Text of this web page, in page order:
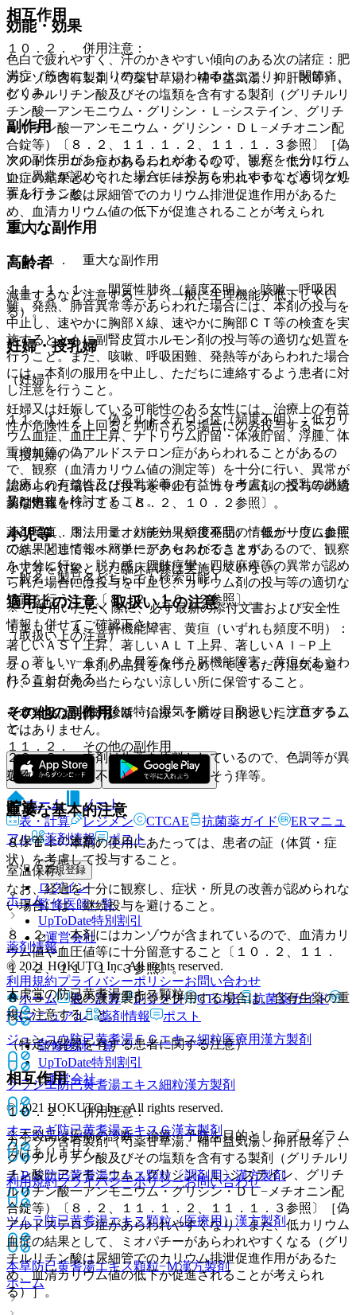
相互作用
１０．２． 併用注意：
カンゾウ含有製剤（芍薬甘草湯、補中益気湯、抑肝散等）、
グリチルリチン酸及びその塩類を含有する製剤（グリチルリ
チン酸一アンモニウム・グリシン・Ｌ−システイン、グリチ
ルリチン酸一アンモニウム・グリシン・ＤＬ−メチオニン配
合錠等）〔８．２、１１．１．２、１１．１．３参照〕［偽
アルドステロン症があらわれやすくなり、また、低カリウム
血症の結果として、ミオパチーがあらわれやすくなる（グリ
チルリチン酸は尿細管でのカリウム排泄促進作用があるた
め、血清カリウム値の低下が促進されることが考えられ
る）］。
高齢者
減量するなど注意すること（一般に生理機能が低下してい
る）。
妊婦・授乳婦
（妊婦）
妊婦又は妊娠している可能性のある女性には、治療上の有益
性が危険性を上回ると判断される場合にのみ投与すること。
（授乳婦）
治療上の有益性及び母乳栄養の有益性を考慮し、授乳の継続
又は中止を検討すること。
小児等
小児等を対象とした臨床試験は実施していない。
適用上の注意、取扱い上の注意
（取扱い上の注意）
２０．１． 本剤の品質を保つため、できるだけ湿気を避
け、直射日光の当たらない涼しい所に保管すること。
２０．２． 開封後は特に湿気を避け、取扱いに注意するこ
と。
２０．３． 本剤は生薬を原料としているので、色調等が異
なることがある。
貯法
（保管上の注意）
室温保存。
ホーム
薬剤情報
太虎堂の防已黄耆湯エキス顆粒
ジュンコウ防已黄耆湯ＦＣエキス細粒医療用漢方製剤
クラシエ防已黄耆湯エキス細粒漢方製剤
オースギ防已黄耆湯エキスＧ漢方製剤
ＪＰＳ防已黄耆湯エキス顆粒〔調剤用〕漢方製剤
ツムラ防已黄耆湯エキス顆粒（医療用） 漢方製剤
本草防已黄耆湯エキス顆粒−Ｍ漢方製剤
ホーム
効能・効果
色白で疲れやすく、汗のかきやすい傾向のある次の諸症：肥
満症（筋肉にしまりのない、いわゆる水ぶとり）、関節痛、
むくみ。
副作用
次の副作用があらわれることがあるので、観察を十分に行
い、異常が認められた場合には投与を中止するなど適切な処
置を行うこと。
重大な副作用
１１．１． 重大な副作用
１１．１．１． 間質性肺炎（頻度不明）：咳嗽、呼吸困
難、発熱、肺音異常等があらわれた場合には、本剤の投与を
中止し、速やかに胸部Ｘ線、速やかに胸部ＣＴ等の検査を実
施するとともに副腎皮質ホルモン剤の投与等の適切な処置を
行うこと。また、咳嗽、呼吸困難、発熱等があらわれた場合
には、本剤の服用を中止し、ただちに連絡するよう患者に対
し注意を行うこと。
１１．１．２． 偽アルドステロン症（頻度不明）：低カリ
ウム血症、血圧上昇、ナトリウム貯留・体液貯留、浮腫、体
重増加等の偽アルドステロン症があらわれることがあるの
で、観察（血清カリウム値の測定等）を十分に行い、異常が
認められた場合には投与を中止し、カリウム剤の投与等の適
切な処置を行うこと〔８．２、１０．２参照〕。
１１．１．３． ミオパチー（頻度不明）：低カリウム血症
の結果としてミオパチーがあらわれることがあるので、観察
を十分に行い、脱力感、四肢痙攣・四肢麻痺等の異常が認め
られた場合には投与を中止し、カリウム剤の投与等の適切な
処置を行うこと〔８．２、１０．２参照〕。
１１．１．４． 肝機能障害、黄疸（いずれも頻度不明）：
著しいＡＳＴ上昇、著しいＡＬＴ上昇、著しいＡｌ−Ｐ上
昇、著しいγ−ＧＴＰ上昇等を伴う肝機能障害、黄疸があらわ
れることがある。
その他の副作用
１１．２． その他の副作用
過敏症：（頻度不明）発疹、発赤、そう痒等。
重要な基本的注意
８．１． 本剤の使用にあたっては、患者の証（体質・症
状）を考慮して投与すること。
なお、経過を十分に観察し、症状・所見の改善が認められな
い場合には、継続投与を避けること。
８．２． 本剤にはカンゾウが含まれているので、血清カリ
ウム値や血圧値等に十分留意すること〔１０．２、１１．
１．２、１１．１．３参照〕。
８．３． 他の漢方製剤等を併用する場合は、含有生薬の重
複に注意すること。
（特定の背景を有する患者に関する注意）
相互作用
１０．２． 併用注意：
カンゾウ含有製剤（芍薬甘草湯、補中益気湯、抑肝散等）、
グリチルリチン酸及びその塩類を含有する製剤（グリチルリ
チン酸一アンモニウム・グリシン・Ｌ−システイン、グリチ
ルリチン酸一アンモニウム・グリシン・ＤＬ−メチオニン配
合錠等）〔８．２、１１．１．２、１１．１．３参照〕［偽
アルドステロン症があらわれやすくなり、また、低カリウム
血症の結果として、ミオパチーがあらわれやすくなる（グリ
チルリチン酸は尿細管でのカリウム排泄促進作用があるた
め、血清カリウム値の低下が促進されることが考えられ
る）］。
薬剤情報
薬剤写真、用法用量、効能効果や後発品の情報が一度に参照
でき、関連情報へ簡単にアクセスができます。
一般名、製品名どちらでも検索可能！
※ ご使用いただく際に、必ず最新の添付文書および安全性
情報も併せてご確認下さい。
※本製品は疾病の診断・治療・予防を目的としたプログラム
ではありません。
ホーム
ノート
表・計算
レジメン CTCAE 抗菌薬ガイド
ERマニュ
アル
薬剤情報 ポスト
新規登録
ログイン
監修医師一覧
UpToDate特別割引
運営会社
© 2021 HOKUTO Inc. All rights reserved.
利用規約プライバシーポリシーお問い合わせ
ホーム
表・計算 レジメン CTCAE
抗菌薬ガイド
ERマニュアル
薬剤情報 ポスト
監修医師一覧
UpToDate特別割引
運営会社
© 2021 HOKUTO Inc. All rights reserved.
※本製品は疾病の診断・治療・予防を目的としたプログラム
ではありません。
利用規約プライバシーポリシーお問い合わせ